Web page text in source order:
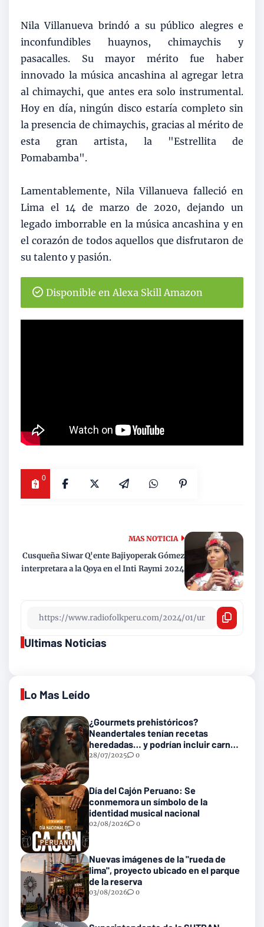
Nila Villanueva brindó a su público alegres e
inconfundibles huaynos, chimaychis y
pasacalles. Su mayor mérito fue haber
innovado la música ancashina al agregar letra
al chimaychi, que antes era solo instrumental.
Hoy en día, ningún disco estaría completo sin
la presencia de chimaychis, gracias al mérito de
esta gran artista, la "Estrellita de
Pomabamba".
Lamentablemente, Nila Villanueva falleció en
Lima el 14 de marzo de 2020, dejando un
legado imborrable en la música ancashina y en
el corazón de todos aquellos que disfrutaron de
su talento y pasión.
Disponible en Alexa Skill Amazon
0
MAS NOTICIA
Cusqueña Siwar Q'ente Bajiyoperak Gómez
interpretara a la Qoya en el Inti Raymi 2024
Ultimas Noticias
Lo Mas Leído
¿Gourmets prehistóricos?
Neandertales tenían recetas
heredadas… y podrían incluir carne
con gusanos
28/07/2025 0
Día del Cajón Peruano: Se
conmemora un símbolo de la
identidad musical nacional
02/08/2026 0
Nuevas imágenes de la "rueda de
lima", proyecto ubicado en el parque
de la reserva
03/08/2026 0